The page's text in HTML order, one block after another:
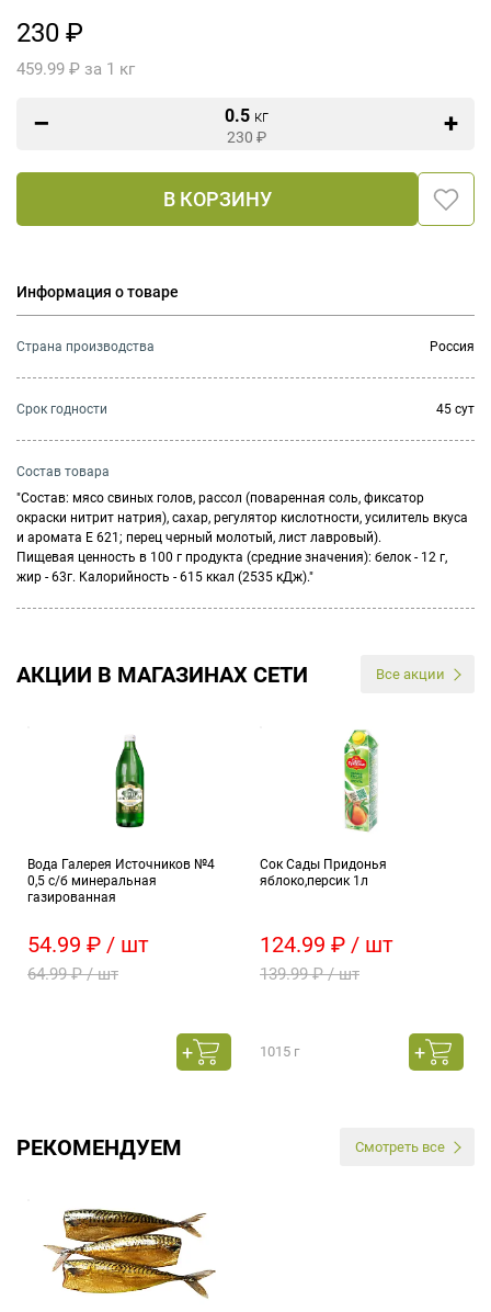
230 ₽
459.99 ₽ за 1 кг
0.5 кг
230 ₽
В КОРЗИНУ
Информация о товаре
Страна производства Россия
Cрок годности 45 сут
Состав товара
"Состав: мясо свиных голов, рассол (поваренная соль, фиксатор
окраски нитрит натрия), сахар, регулятор кислотности, усилитель вкуса
и аромата Е 621; перец черный молотый, лист лавровый).
Пищевая ценность в 100 г продукта (средние значения): белок - 12 г,
жир - 63г. Калорийность - 615 ккал (2535 кДж)."
АКЦИИ В МАГАЗИНАХ СЕТИ Все акции
Вода Галерея Источников №4
0,5 с/б минеральная
газированная
54.99 ₽ / шт
64.99 ₽ / шт
Сок Сады Придонья
яблоко,персик 1л
124.99 ₽ / шт
139.99 ₽ / шт
1015 г
РЕКОМЕНДУЕМ Смотреть все